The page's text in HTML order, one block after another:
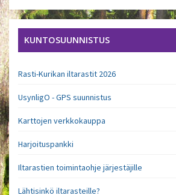
KUNTOSUUNNISTUS
Rasti-Kurikan iltarastit 2026
UsynligO - GPS suunnistus
Karttojen verkkokauppa
Harjoituspankki
Iltarastien toimintaohje järjestäjille
Lähtisinkö iltarasteille?